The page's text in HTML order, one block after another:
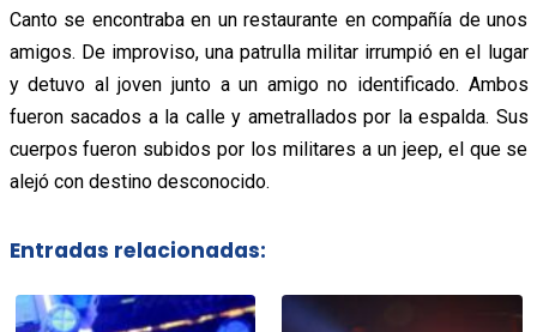
Canto se encontraba en un restaurante en compañía de unos
amigos. De improviso, una patrulla militar irrumpió en el lugar
y detuvo al joven junto a un amigo no identificado. Ambos
fueron sacados a la calle y ametrallados por la espalda. Sus
cuerpos fueron subidos por los militares a un jeep, el que se
alejó con destino desconocido.
Entradas relacionadas: